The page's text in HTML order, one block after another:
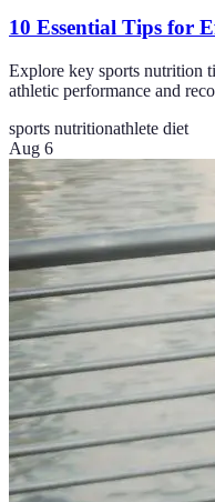
10 Essential Tips for
Explore key sports nutrition
athletic performance and
sports nutritionathlete diet
Aug 6